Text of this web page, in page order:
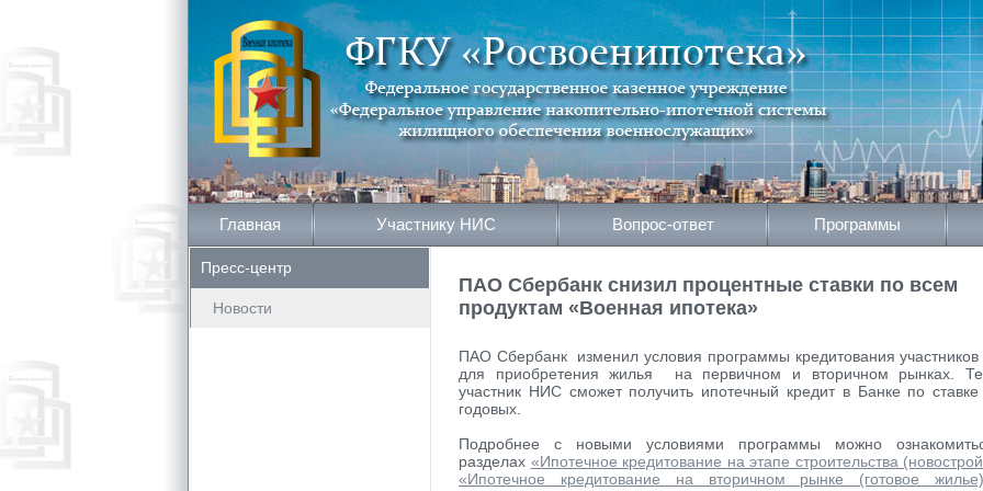
Главная Участнику НИС Вопрос-ответ Программы
Пресс-центр
Новости
ПАО Сбербанк снизил процентные ставки по всем
продуктам «Военная ипотека»
ПАО Сбербанк изменил условия программы кредитования
для приобретения жилья на первичном и вторичном рынках.
участник НИС сможет получить ипотечный кредит в Банке по
годовых.
Подробнее с новыми условиями программы можно
разделах «Ипотечное кредитование на этапе строительства
«Ипотечное кредитование на вторичном рынке (готовое